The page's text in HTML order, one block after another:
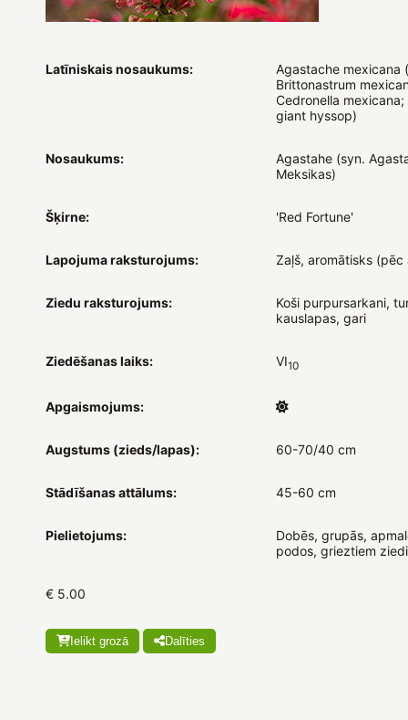
Latīniskais nosaukums:
Agastache mexicana
Brittonastrum
Cedronella mexicana;
giant hyssop)
Nosaukums:
Agastahe (syn.
Meksikas)
Šķirne: 'Red Fortune'
Lapojuma raksturojums: Zaļš, aromātisks (pēc
Ziedu raksturojums:
Koši purpursarkani,
kauslapas, gari
Ziedēšanas laiks: VI10
Apgaismojums:
Augstums (zieds/lapas): 60-70/40 cm
Stādīšanas attālums: 45-60 cm
Pielietojums:
Dobēs, grupās,
podos, grieztiem
€ 5.00
Ielikt grozā Dalīties